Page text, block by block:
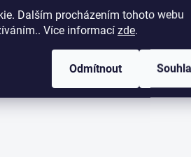
Dalším procházením tohoto webu
Více informací zde.
Odmítnout